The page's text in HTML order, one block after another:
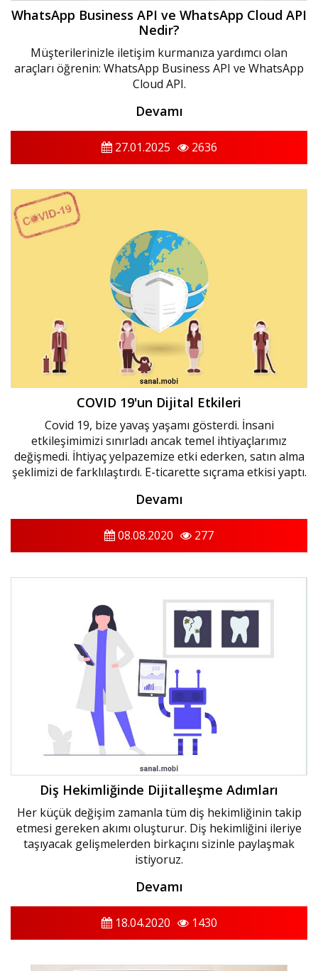
WhatsApp Business API ve WhatsApp Cloud API
Nedir?
Müşterilerinizle iletişim kurmanıza yardımcı olan
araçları öğrenin: WhatsApp Business API ve WhatsApp
Cloud API.
Devamı
27.01.2025 2636
COVID 19'un Dijital Etkileri
Covid 19, bize yavaş yaşamı gösterdi. İnsani
etkileşimimizi sınırladı ancak temel ihtiyaçlarımız
değişmedi. İhtiyaç yelpazemize etki ederken, satın alma
şeklimizi de farklılaştırdı. E-ticarette sıçrama etkisi yaptı.
Devamı
08.08.2020 277
Diş Hekimliğinde Dijitalleşme Adımları
Her küçük değişim zamanla tüm diş hekimliğinin takip
etmesi gereken akımı oluşturur. Diş hekimliğini ileriye
taşıyacak gelişmelerden birkaçını sizinle paylaşmak
istiyoruz.
Devamı
18.04.2020 1430